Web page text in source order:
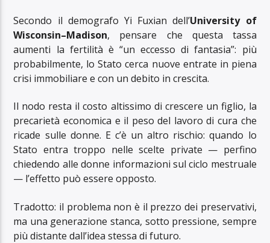
Secondo il demografo Yi Fuxian dell’University of
Wisconsin–Madison, pensare che questa tassa
aumenti la fertilità è “un eccesso di fantasia”: più
probabilmente, lo Stato cerca nuove entrate in piena
crisi immobiliare e con un debito in crescita.
Il nodo resta il costo altissimo di crescere un figlio, la
precarietà economica e il peso del lavoro di cura che
ricade sulle donne. E c’è un altro rischio: quando lo
Stato entra troppo nelle scelte private — perfino
chiedendo alle donne informazioni sul ciclo mestruale
— l’effetto può essere opposto.
Tradotto: il problema non è il prezzo dei preservativi,
ma una generazione stanca, sotto pressione, sempre
più distante dall’idea stessa di futuro.